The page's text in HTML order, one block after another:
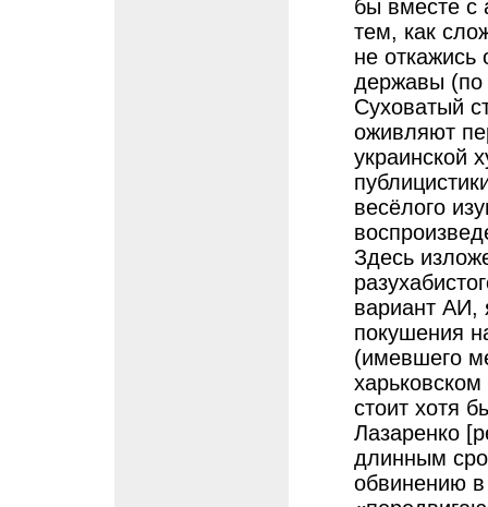
бы вместе с
тем, как
не откажись
державы (по
Суховатый
оживляют
украинской
весёлого
Здесь
вариант АИ,
покушения
(имевшего
стоит хотя
Лазаренко
длинным
обвинению